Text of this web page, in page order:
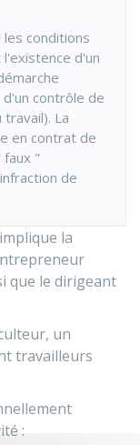
conditions
d'un
contrôle de
La
en contrat de
"
de
la
que le dirigeant
un
travailleurs
: